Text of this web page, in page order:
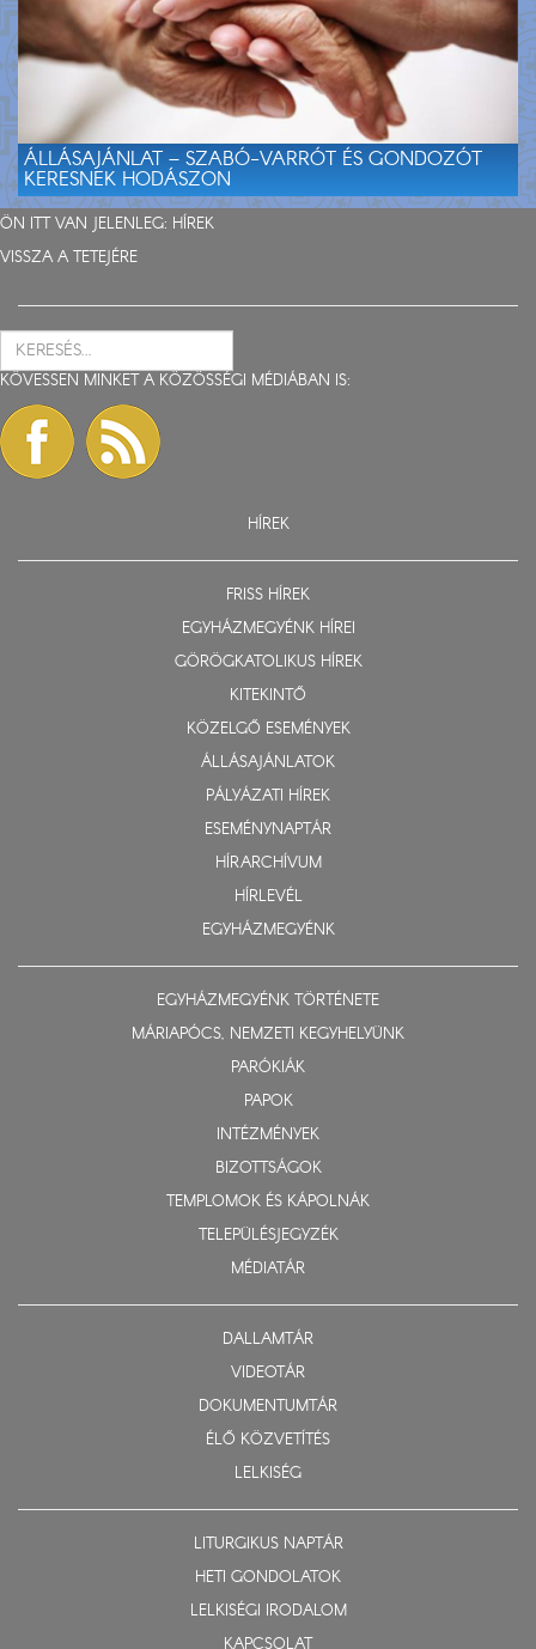
ÁLLÁSAJÁNLAT – SZABÓ-VARRÓT ÉS GONDOZÓT
KERESNEK HODÁSZON
ÖN ITT VAN JELENLEG: HÍREK
VISSZA A TETEJÉRE
KÖVESSEN MINKET A KÖZÖSSÉGI MÉDIÁBAN IS:
HÍREK
FRISS HÍREK
EGYHÁZMEGYÉNK HÍREI
GÖRÖGKATOLIKUS HÍREK
KITEKINTŐ
KÖZELGŐ ESEMÉNYEK
ÁLLÁSAJÁNLATOK
PÁLYÁZATI HÍREK
ESEMÉNYNAPTÁR
HÍRARCHÍVUM
HÍRLEVÉL
EGYHÁZMEGYÉNK
EGYHÁZMEGYÉNK TÖRTÉNETE
MÁRIAPÓCS, NEMZETI KEGYHELYÜNK
PARÓKIÁK
PAPOK
INTÉZMÉNYEK
BIZOTTSÁGOK
TEMPLOMOK ÉS KÁPOLNÁK
TELEPÜLÉSJEGYZÉK
MÉDIATÁR
DALLAMTÁR
VIDEOTÁR
DOKUMENTUMTÁR
ÉLŐ KÖZVETÍTÉS
LELKISÉG
LITURGIKUS NAPTÁR
HETI GONDOLATOK
LELKISÉGI IRODALOM